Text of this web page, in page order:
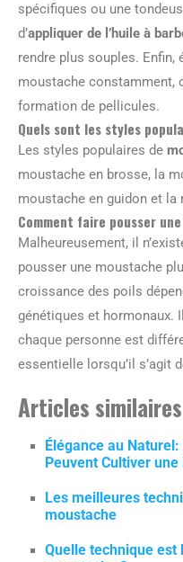
spécifiques ou une
d’appliquer de l’huile à
rendre plus souples. Enfin,
moustache constamment,
formation de pellicules.
Quels sont les styles
Les styles populaires de
moustache en brosse, la
moustache en guidon et
Comment faire pousser
Malheureusement, il
pousser une moustache
croissance des poils
génétiques et hormonaux.
chaque personne est
essentielle lorsqu’il s’agit
Articles similaires
Élégance au
Peuvent Cultiver
Les meilleures
moustache
Quelle technique